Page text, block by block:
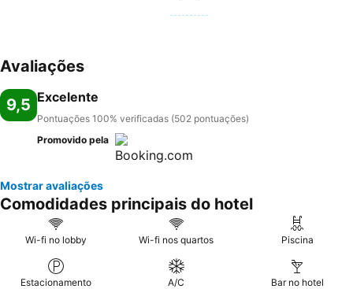
Avaliações
9,5 Excelente
Pontuações 100% verificadas (502 pontuações)
Promovido pela
Mostrar avaliações
Comodidades principais do hotel
Wi-fi no lobby Wi-fi nos quartos Piscina
Estacionamento A/C Bar no hotel